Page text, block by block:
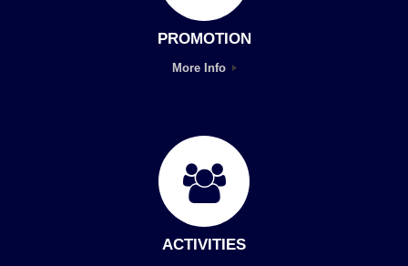
PROMOTION
More Info
ACTIVITIES